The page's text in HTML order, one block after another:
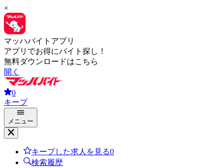
×
マッハバイトアプリ
アプリでお得にバイト探し！
無料ダウンロードはこちら
開く
0
キープ
メニュー
キープした求人を見る0
検索履歴